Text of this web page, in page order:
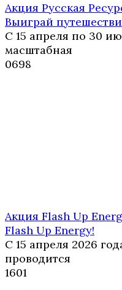
Акция Русская
Выиграй
С 15 апреля по 30
масштабная
0698
Акция Flash Up
Flash Up Energy!
С 15 апреля 2026
проводится
1601